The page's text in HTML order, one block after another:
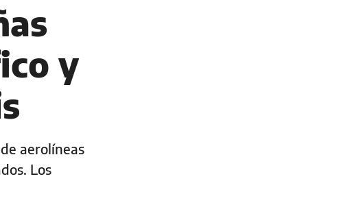
y
aerolíneas
Los